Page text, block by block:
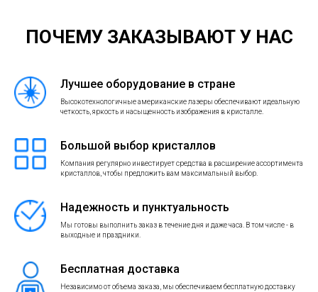
ПОЧЕМУ ЗАКАЗЫВАЮТ У НАС
Лучшее оборудование в стране
Высокотехнологичные американские лазеры обеспечивают идеальную
четкость, яркость и насыщенность изображения в кристалле.
Большой выбор кристаллов
Компания регулярно инвестирует средства в расширение ассортимента
кристаллов, чтобы предложить вам максимальный выбор.
Надежность и пунктуальность
Мы готовы выполнить заказ в течение дня и даже часа. В том числе - в
выходные и праздники.
Бесплатная доставка
Независимо от объема заказа, мы обеспечиваем бесплатную доставку